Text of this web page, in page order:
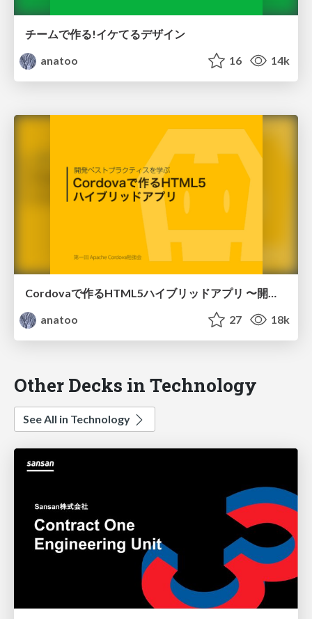
チームで作る!イケてるデザイン
anatoo
16 14k
Cordovaで作るHTML5ハイブリッドアプリ 〜開発ベストプラクティスを学ぶ〜
anatoo
27 18k
Other Decks in Technology
See All in Technology